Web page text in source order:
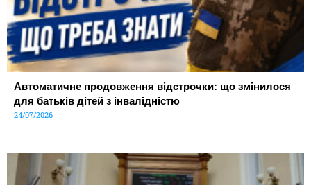
Автоматичне продовження відстрочки: що змінилося
для батьків дітей з інвалідністю
24/07/2026